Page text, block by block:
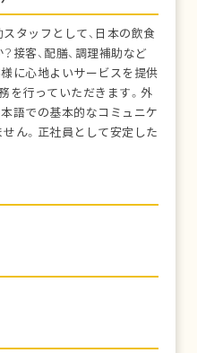
タッフとして、日本の飲食
接客、配膳、調理補助など
に心地よいサービスを提供
を行っていただきます。外
語での基本的なコミュニケ
ん。正社員として安定した